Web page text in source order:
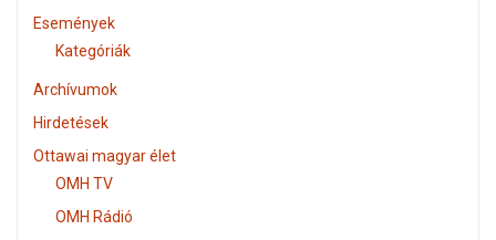
Események
Kategóriák
Archívumok
Hirdetések
Ottawai magyar élet
OMH TV
OMH Rádió